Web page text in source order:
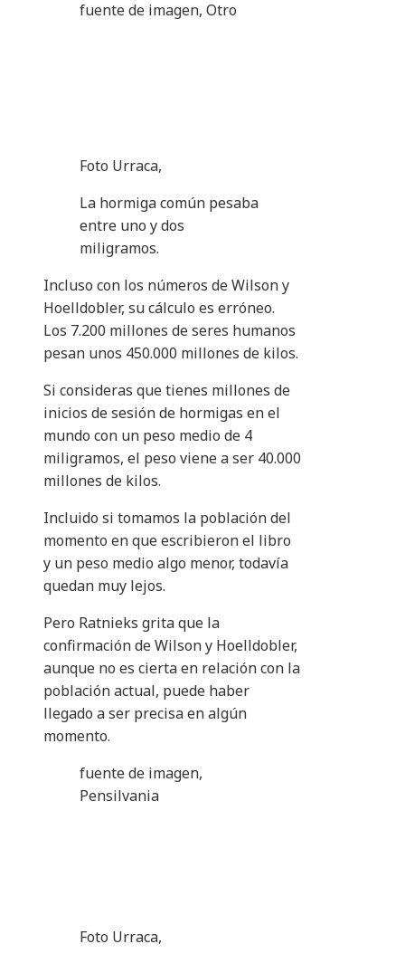
fuente de imagen, Otro
Foto Urraca,
La hormiga común pesaba
entre uno y dos
miligramos.
Incluso con los números de Wilson y
Hoelldobler, su cálculo es erróneo.
Los 7.200 millones de seres humanos
pesan unos 450.000 millones de kilos.
Si consideras que tienes millones de
inicios de sesión de hormigas en el
mundo con un peso medio de 4
miligramos, el peso viene a ser 40.000
millones de kilos.
Incluido si tomamos la población del
momento en que escribieron el libro
y un peso medio algo menor, todavía
quedan muy lejos.
Pero Ratnieks grita que la
confirmación de Wilson y Hoelldobler,
aunque no es cierta en relación con la
población actual, puede haber
llegado a ser precisa en algún
momento.
fuente de imagen,
Pensilvania
Foto Urraca,